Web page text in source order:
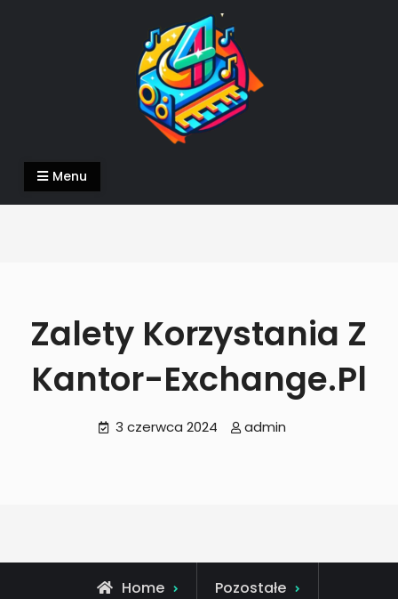
4DeeJays.pl
piszemy o tym co nam w duszy gra
Menu
Zalety Korzystania Z
Kantor-Exchange.pl
3 czerwca 2024 admin
Home Pozostałe